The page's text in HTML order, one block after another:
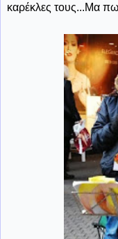
καρέκλες τους...Μα